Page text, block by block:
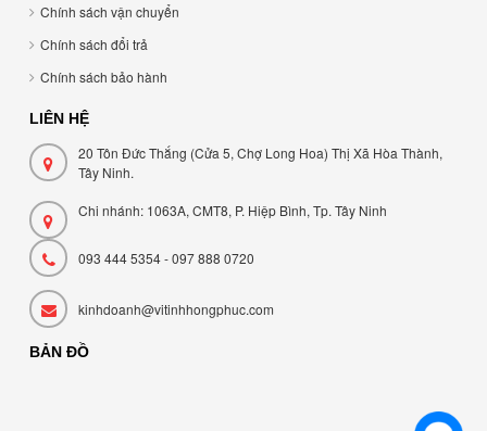
Chính sách vận chuyển
Chính sách đổi trả
Chính sách bảo hành
LIÊN HỆ
20 Tôn Đức Thắng (Cửa 5, Chợ Long Hoa) Thị Xã Hòa Thành,
Tây Ninh.
Chi nhánh: 1063A, CMT8, P. Hiệp Bình, Tp. Tây Ninh
093 444 5354 - 097 888 0720
kinhdoanh@vitinhhongphuc.com
BẢN ĐỒ